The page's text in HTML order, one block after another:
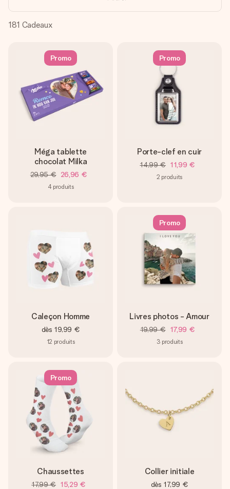
Créez quelque chose d’unique en quelques étapes – avec
son prénom, votre photo ou un message qui touche le cœur.
Sans complications, juste tout l’amour pour le moment idéal.
181 Cadeaux
Promo
Méga tablette
chocolat Milka
29,95 € 26,96 €
4 produits
Promo
Porte-clef en cuir
14,99 € 11,99 €
2 produits
Caleçon Homme
dès 19,99 €
12 produits
Promo
Livres photos - Amour
19,99 € 17,99 €
3 produits
Promo
Chaussettes
17,99 € 15,29 €
Collier initiale
dès 17,99 €